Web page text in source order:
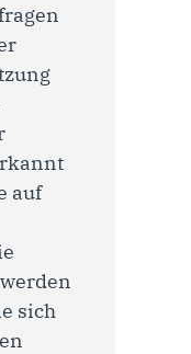
auf
sich